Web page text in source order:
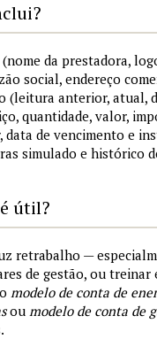
da prestadora,
social, endereço
(leitura anterior, atual,
quantidade, valor,
data de vencimento e
simulado e histórico
útil?
retrabalho —
de gestão, ou treinar
modelo de conta de
ou modelo de conta de